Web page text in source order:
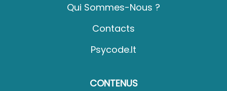
Qui Sommes-Nous ?
Contacts
Psycode.it
CONTENUS